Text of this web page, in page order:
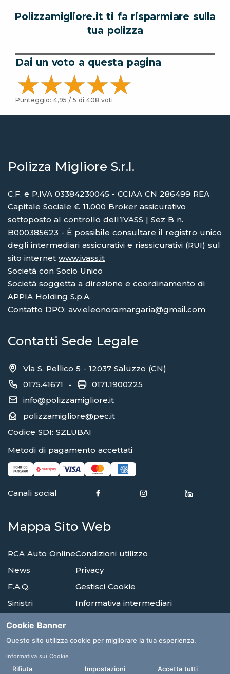
Polizzamigliore.it ti fa risparmiare sulla
tua polizza
Dai un voto a questa pagina
Punteggio: 4,95 / 5 di 408 voti
Clicca qui per la tua consulenza
Polizza Migliore S.r.l.
C.F. e P.IVA 03384230045 - CCIAA CN 286499 REA
Capitale Sociale € 11.000 Broker assicurativo
sottoposto al controllo dell’IVASS | Sez B n.
B000385623 - È possibile consultare il registro unico
degli intermediari assicurativi e riassicurativi (RUI) sul
sito internet www.ivass.it
Società con Socio Unico
Società soggetta a direzione e coordinamento di
APPIA Holding S.p.A.
Contatto DPO: avv.eleonoramargaria@gmail.com
Contatti Sede Legale
Via S. Pellico 5 - 12037 Saluzzo (CN)
0175.41671 -
0171.1900225
info@polizzamigliore.it
polizzamigliore@pec.it
Codice SDI: SZLUBAI
Metodi di pagamento accettati
Canali social
Mappa Sito Web
RCA Auto Online
News
F.A.Q.
Sinistri
Agenzie
Condizioni utilizzo
Privacy
Gestisci Cookie
Informativa intermediari
Glossario
Cookie Banner
Questo sito utilizza cookie per migliorare la tua esperienza.
Informativa sui Cookie
Rifiuta Impostazioni Accetta tutti